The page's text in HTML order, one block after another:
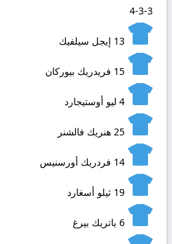
4-3-3
13 إيجل سيلفيك
15 فريدريك بيوركان
4 ليو أوستيجارد
25 هنريك فالشنر
14 فردريك أورسنيس
19 ثيلو أسغارد
6 باتريك بيرغ